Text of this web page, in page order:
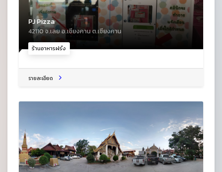
ร้านอาหารฝรั่ง
PJ Pizza
42110 จ.เลย อ.เชียงคาน ต.เชียงคาน
รายละเอียด